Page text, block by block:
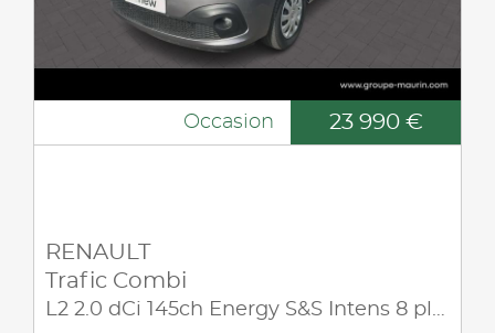
Occasion 23 990 €
RENAULT
Trafic Combi